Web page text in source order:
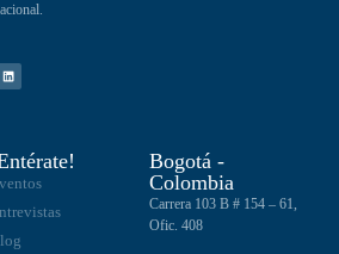
Bogotá -
Colombia
Carrera 103 B # 154 – 61,
Ofic. 408